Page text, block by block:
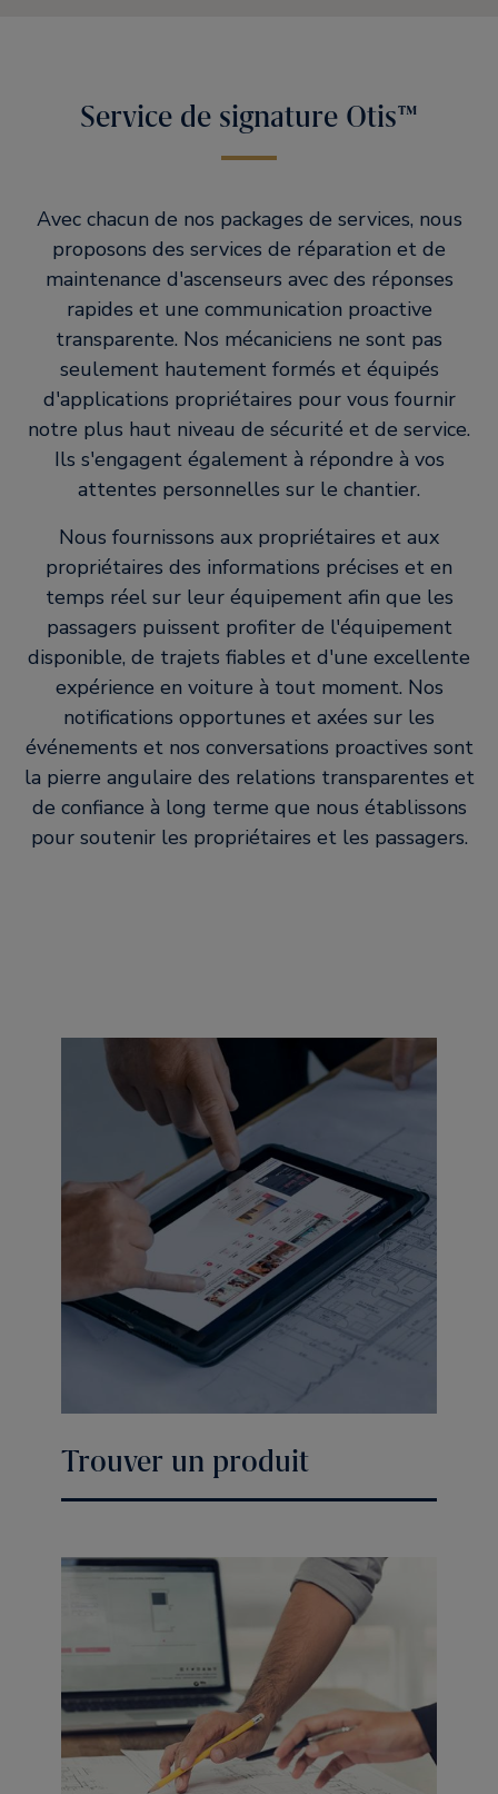
Service de signature Otis™
Avec chacun de nos packages de services, nous
proposons des services de réparation et de
maintenance d'ascenseurs avec des réponses
rapides et une communication proactive
transparente. Nos mécaniciens ne sont pas
seulement hautement formés et équipés
d'applications propriétaires pour vous fournir
notre plus haut niveau de sécurité et de service.
Ils s'engagent également à répondre à vos
attentes personnelles sur le chantier.
Nous fournissons aux propriétaires et aux
propriétaires des informations précises et en
temps réel sur leur équipement afin que les
passagers puissent profiter de l'équipement
disponible, de trajets fiables et d'une excellente
expérience en voiture à tout moment. Nos
notifications opportunes et axées sur les
événements et nos conversations proactives sont
la pierre angulaire des relations transparentes et
de confiance à long terme que nous établissons
pour soutenir les propriétaires et les passagers.
Trouver un produit